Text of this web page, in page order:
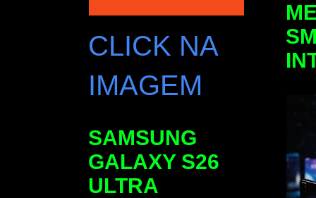
CLICK NA
IMAGEM
SAMSUNG
GALAXY S26
ULTRA